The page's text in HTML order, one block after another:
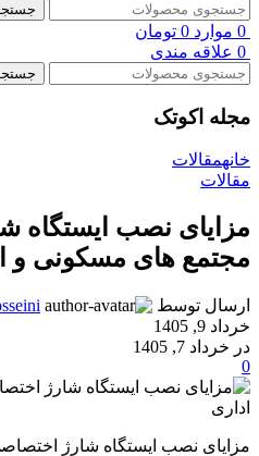
0 موارد 0 تومان
0 علاقه مندی
مجله اکوتک
خانهمقالات
مقالات
مزایای نصب ایستگاه
مجتمع‌ های مسکونی و
ارسال توسط
خرداد 9, 1405
در خرداد 7, 1405
0
مزایای نصب ایستگاه شارژ